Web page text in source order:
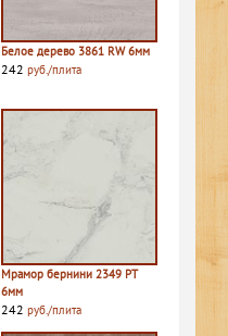
Белое дерево 3861 RW 6мм
242 руб./плита
Мрамор бернини 2349 PT
6мм
242 руб./плита